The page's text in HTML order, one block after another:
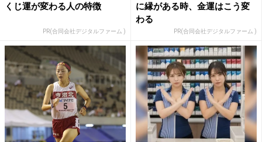
くじ運が変わる人の特徴
PR(合同会社デジタルファーム )
に縁がある時、金運はこう変
わる
PR(合同会社デジタルファーム )